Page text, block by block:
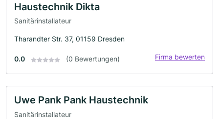
Haustechnik Dikta
Sanitärinstallateur
Tharandter Str. 37, 01159 Dresden
0.0 (0 Bewertungen) Firma bewerten
Uwe Pank Pank Haustechnik
Sanitärinstallateur